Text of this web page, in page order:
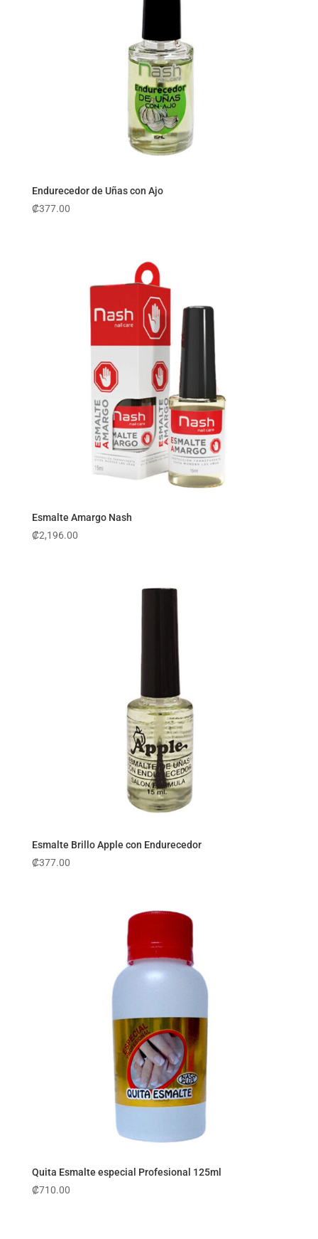
Endurecedor de Uñas con Ajo
₡377.00
Esmalte Amargo Nash
₡2,196.00
Esmalte Brillo Apple con Endurecedor
₡377.00
Quita Esmalte especial Profesional 125ml
₡710.00